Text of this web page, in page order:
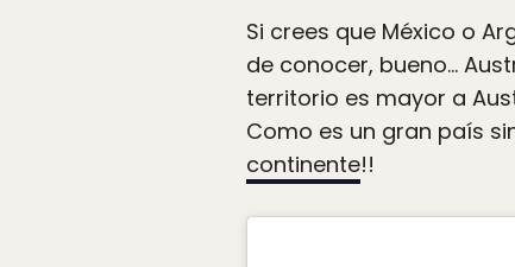
Si crees que México o
de conocer, bueno…
territorio es mayor a
Como es un gran país
continente!!